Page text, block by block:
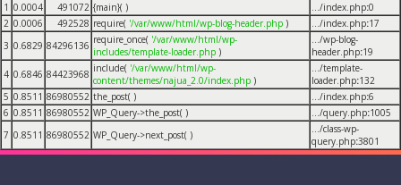
1 0.0004 491072 {main}( ) .../index.php:0
2 0.0006 492528 require( '/var/www/html/wp-blog-header.php ) .../index.php:17
3 0.6829 84296136 require_once( '/var/www/html/wp-
includes/template-loader.php )
.../wp-blog-
header.php:19
4 0.6846 84423968 include( '/var/www/html/wp-
content/themes/najua_2.0/index.php )
.../template-
loader.php:132
5 0.8511 86980552 the_post( ) .../index.php:6
6 0.8511 86980552 WP_Query->the_post( ) .../query.php:1005
7 0.8511 86980552 WP_Query->next_post( )
.../class-wp-
query.php:3801